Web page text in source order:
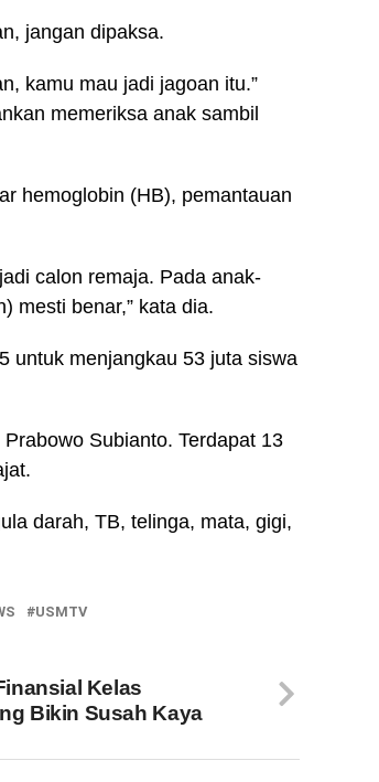
jangan dipaksa.
kamu mau jadi jagoan itu.”
memeriksa anak sambil
hemoglobin (HB), pemantauan
calon remaja. Pada anak-
mesti benar,” kata dia.
untuk menjangkau 53 juta siswa
Subianto. Terdapat 13
darah, TB, telinga, mata, gigi,
USMTV
Kelas
Bikin Susah Kaya